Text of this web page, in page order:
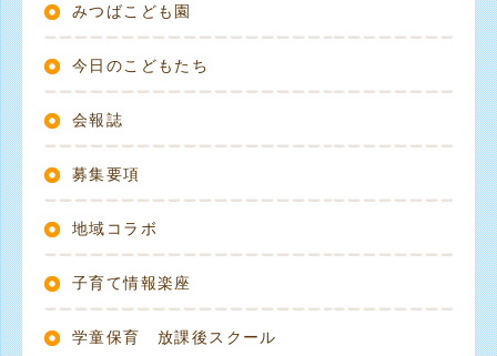
みつばこども園
今日のこどもたち
会報誌
募集要項
地域コラボ
子育て情報楽座
学童保育 放課後スクール